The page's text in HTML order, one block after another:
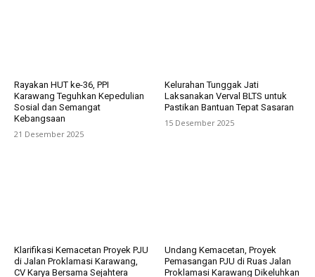
Rayakan HUT ke-36, PPI
Karawang Teguhkan Kepedulian
Sosial dan Semangat
Kebangsaan
21 Desember 2025
Kelurahan Tunggak Jati
Laksanakan Verval BLTS untuk
Pastikan Bantuan Tepat Sasaran
15 Desember 2025
Klarifikasi Kemacetan Proyek PJU
di Jalan Proklamasi Karawang,
CV Karya Bersama Sejahtera
Undang Kemacetan, Proyek
Pemasangan PJU di Ruas Jalan
Proklamasi Karawang Dikeluhkan